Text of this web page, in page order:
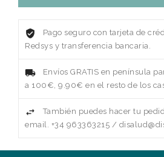
Pago seguro con tarjeta de
Redsys y transferencia bancaria.
Envíos GRATIS en península
a 100€, 9.90€ en el resto de los
También puedes hacer tu
email. +34 963363215 /